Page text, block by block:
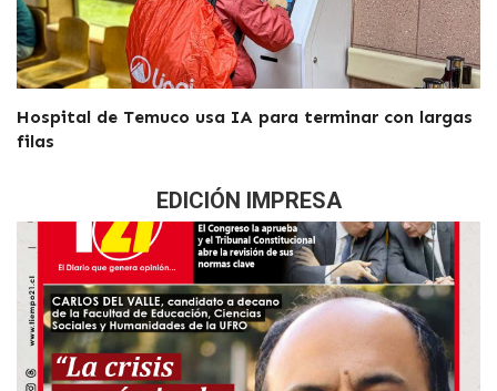
Hospital de Temuco usa IA para terminar con largas
filas
EDICIÓN IMPRESA